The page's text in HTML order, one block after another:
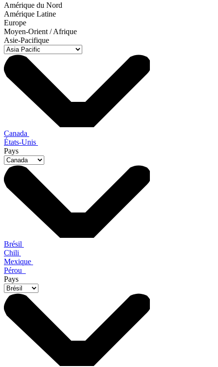
Amérique du Nord
Amérique Latine
Europe
Moyen-Orient / Afrique
Asie-Pacifique
Canada
États-Unis
Pays
Brésil
Chili
Mexique
Pérou
Pays